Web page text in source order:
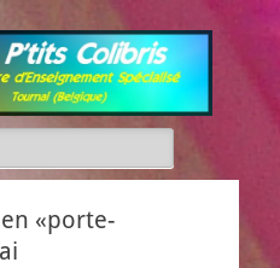
Les P'tits Colibris
«porte-